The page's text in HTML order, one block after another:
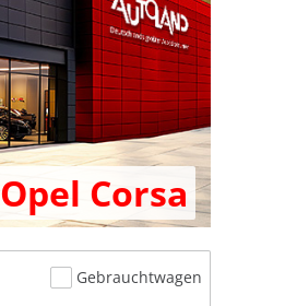
Opel Corsa
Gebrauchtwagen